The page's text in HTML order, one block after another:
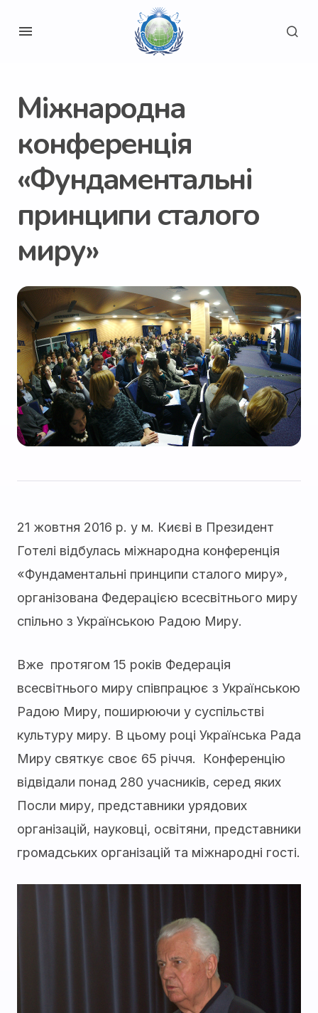
Міжнародна
конференція
«Фундаментальні
принципи сталого
миру»
21 жовтня 2016 р. у м. Києві в Президент
Готелі відбулась міжнародна конференція
«Фундаментальні принципи сталого миру»,
організована Федерацією всесвітнього миру
спільно з Українською Радою Миру.
Вже протягом 15 років Федерація
всесвітнього миру співпрацює з Українською
Радою Миру, поширюючи у суспільстві
культуру миру. В цьому році Українська Рада
Миру святкує своє 65 річчя. Конференцію
відвідали понад 280 учасників, серед яких
Посли миру, представники урядових
організацій, науковці, освітяни, представники
громадських організацій та міжнародні гості.